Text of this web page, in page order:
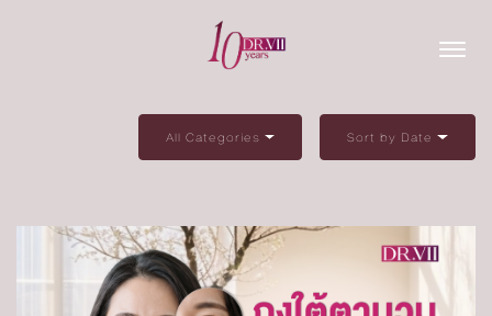
All Categories Sort by Date